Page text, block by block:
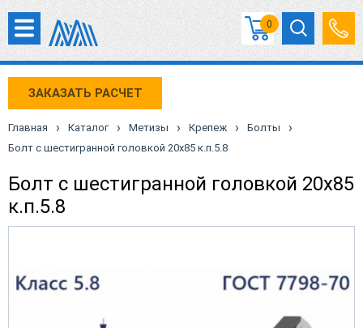
0
ЗАКАЗАТЬ РАСЧЕТ
Главная › Каталог › Метизы › Крепеж › Болты ›
Болт с шестигранной головкой 20х85 к.п.5.8
Болт с шестигранной головкой 20х85
к.п.5.8